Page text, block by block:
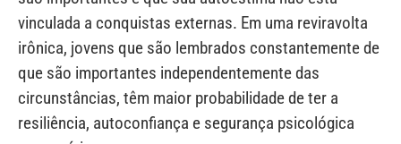
vinculada a conquistas externas. Em uma reviravolta
irônica, jovens que são lembrados constantemente de
que são importantes independentemente das
circunstâncias, têm maior probabilidade de ter a
resiliência, autoconfiança e segurança psicológica